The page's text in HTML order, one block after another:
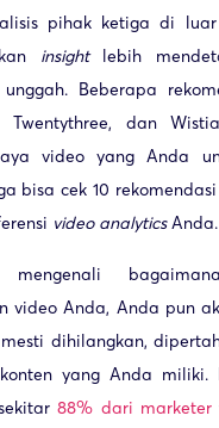
pihak ketiga di
insight lebih
Beberapa
Twentythree, dan
video yang Anda
bisa cek 10
video analyticsAnda.
video Anda, Anda pun
dihilangkan,
yang Anda miliki.
88% dari marketer